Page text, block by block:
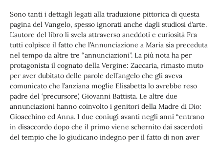
Sono tanti i dettagli legati alla traduzione pittorica di questa
pagina del Vangelo, spesso ignorati anche dagli studiosi d’arte.
L’autore del libro li svela attraverso aneddoti e curiosità Fra
tutti colpisce il fatto che l’Annunciazione a Maria sia preceduta
nel tempo da altre tre “annunciazioni”. La più nota ha per
protagonista il cognato della Vergine: Zaccaria, rimasto muto
per aver dubitato delle parole dell’angelo che gli aveva
comunicato che l’anziana moglie Elisabetta lo avrebbe reso
padre del ‘precursore’, Giovanni Battista. Le altre due
annunciazioni hanno coinvolto i genitori della Madre di Dio:
Gioacchino ed Anna. I due coniugi avanti negli anni “entrano
in disaccordo dopo che il primo viene schernito dai sacerdoti
del tempio che lo giudicano indegno per il fatto di non aver